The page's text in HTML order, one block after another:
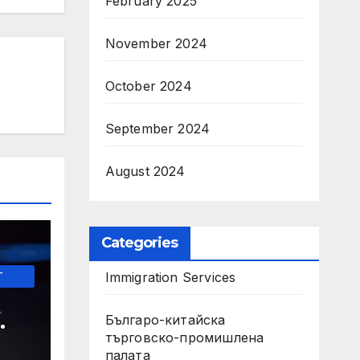
November 2024
October 2024
September 2024
August 2024
Categories
Immigration Services
Българо-китайска
търговско-промишлена
палата